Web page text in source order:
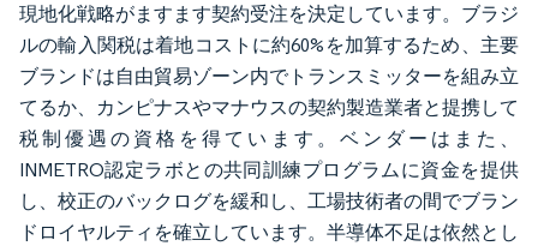
現地化戦略がますます契約受注を決定しています。ブラジ
ルの輸入関税は着地コストに約60%を加算するため、主要
ブランドは自由貿易ゾーン内でトランスミッターを組み立
てるか、カンピナスやマナウスの契約製造業者と提携して
税制優遇の資格を得ています。ベンダーはまた、
INMETRO認定ラボとの共同訓練プログラムに資金を提供
し、校正のバックログを緩和し、工場技術者の間でブラン
ドロイヤルティを確立しています。半導体不足は依然とし